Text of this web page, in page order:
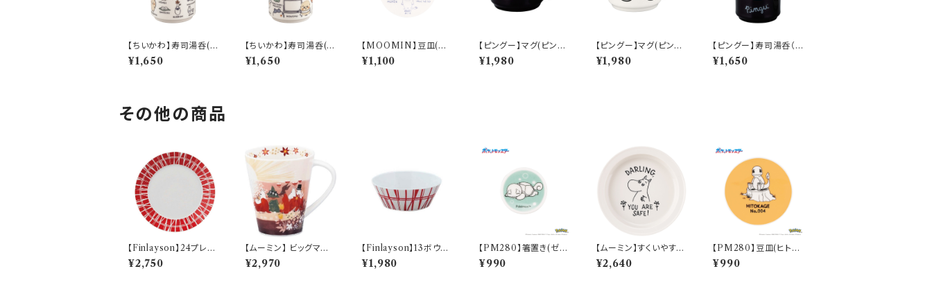
【ちいかわ】寿司湯呑(日
常)【CKW50】CKW51
-327
¥1,650
【ちいかわ】寿司湯呑(討
伐)【CKW50】CKW5
2-327
¥1,650
【MOOMIN】豆皿(お
こる)【MM14000】M
M14003-333
¥1,100
【ピングー】マグ(ピング
ー)【PG20】PG21-11
¥1,980
【ピングー】マグ(ピンガ)
【PG20】PG22-11
¥1,980
【ピングー】寿司湯呑（ピ
ングー）【PG20】PG21
-327
¥1,650
その他の商品
【Finlayson】24プレー
ト（レッド）【コロナ】
¥2,750
【ムーミン】 ビッグマグ
（夕日）【MM3200】
¥2,970
【Finlayson】13ボウル
（レッド）【コロナ】
¥1,980
【PM280】箸置き(ゼニ
ガメ)【Daily Sketch】P
M283-402
¥990
【ムーミン】すくいやすい
カレー皿（ムーミン）【M
M9000】MM9001-3
¥2,640
【PM280】豆皿(ヒトカ
ゲ)【Daily Sketch】P
M282-333
¥990